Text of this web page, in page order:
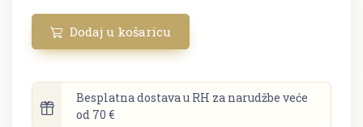
Dodaj u košaricu
Besplatna dostava u RH za narudžbe veće
od 70 €